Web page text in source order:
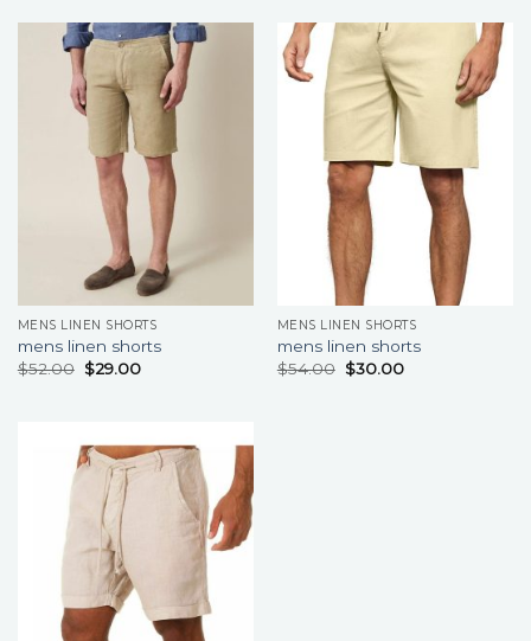
MENS LINEN SHORTS
mens linen shorts
$52.00 $29.00
MENS LINEN SHORTS
mens linen shorts
$54.00 $30.00